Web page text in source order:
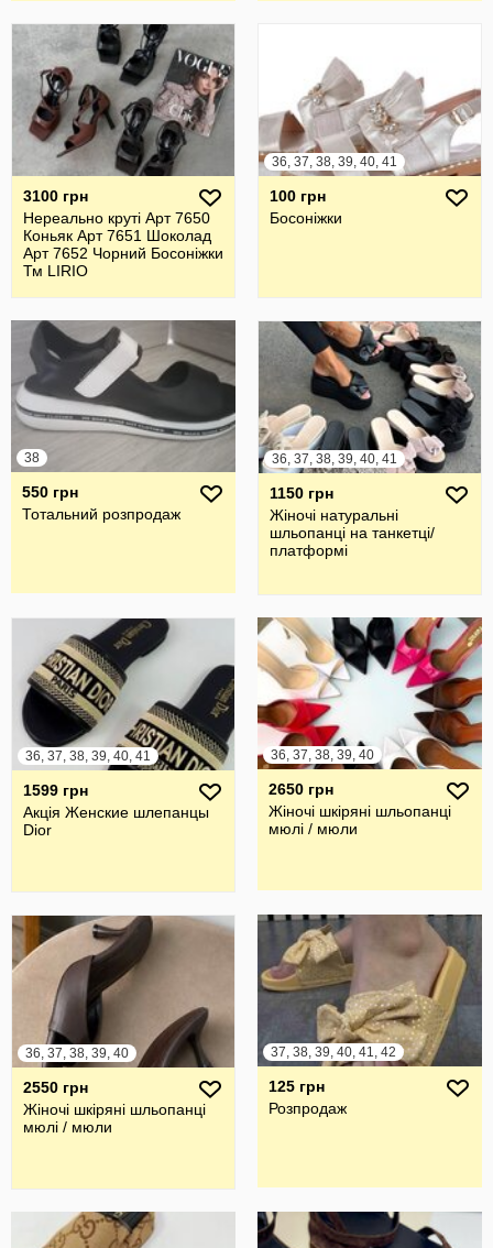
3100 грн
Нереально круті Арт 7650
Коньяк Арт 7651 Шоколад
Арт 7652 Чорний Босоніжки
Тм LIRIO
36, 37, 38, 39, 40, 41
100 грн
Босоніжки
38
550 грн
Тотальний розпродаж
36, 37, 38, 39, 40, 41
1150 грн
Жіночі натуральні
шльопанці на танкетці/
платформі
36, 37, 38, 39, 40, 41
1599 грн
Акція Женские шлепанцы
Dior
36, 37, 38, 39, 40
2650 грн
Жіночі шкіряні шльопанці
мюлі / мюли
36, 37, 38, 39, 40
2550 грн
Жіночі шкіряні шльопанці
мюлі / мюли
37, 38, 39, 40, 41, 42
125 грн
Розпродаж